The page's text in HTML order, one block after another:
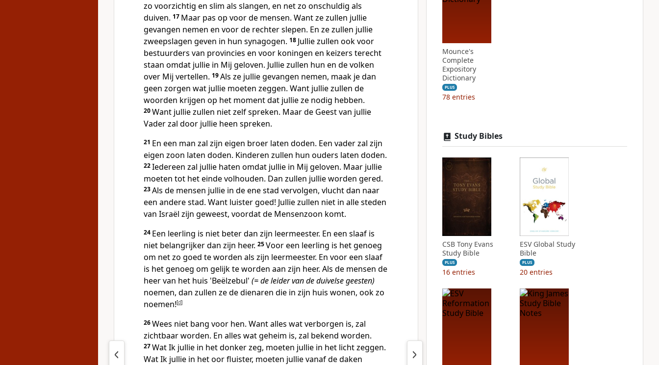
zo voorzichtig en slim als slangen, en net zo onschuldig als
duiven. 17 Maar pas op voor de mensen. Want ze zullen jullie
gevangen nemen en voor de rechter slepen. En ze zullen jullie
zweepslagen geven in hun synagogen. 18 Jullie zullen ook voor
bestuurders van provincies en voor koningen en keizers terecht
staan omdat jullie in Mij geloven. Jullie zullen hun en de volken
over Mij vertellen. 19Als ze jullie gevangen nemen, maak je dan
geen zorgen wat jullie moeten zeggen. Want jullie zullen de
woorden krijgen op het moment dat jullie ze nodig hebben.
20Want jullie zullen niet zelf spreken. Maar de Geest van jullie
Vader zal door jullie heen spreken.
21 En een man zal zijn eigen broer laten doden. Een vader zal zijn
eigen zoon laten doden. Kinderen zullen hun ouders laten doden.
22Iedereen zal jullie haten omdat jullie in Mij geloven. Maar jullie
moeten tot het einde volhouden. Dan zullen jullie worden gered.
23Als de mensen jullie in de ene stad vervolgen, vlucht dan naar
een andere stad. Want luister goed! Jullie zullen niet in alle steden
van Israël zijn geweest, voordat de Mensenzoon komt.
24 Een leerling is niet beter dan zijn leermeester. En een slaaf is
niet belangrijker dan zijn heer. 25Voor een leerling is het genoeg
om net zo goed te worden als zijn leermeester. En voor een slaaf
is het genoeg om gelijk te worden aan zijn heer. Als de mensen de
heer van het huis 'Beëlzebul' (= de leider van de duivelse geesten)
noemen, dan zullen ze de dienaren die in zijn huis wonen, ook zo
noemen![d]
26Wees niet bang voor hen. Want alles wat verborgen is, zal
zichtbaar worden. En alles wat geheim is, zal bekend worden.
27Wat Ik jullie in het donker zeg, moeten jullie in het licht zeggen.
Wat Ik jullie in het oor fluister, moeten jullie vanaf de daken
Mounce's
Complete
Expository
Dictionary
PLUS
78 entries
Study Bibles
CSB Tony Evans
Study Bible
PLUS
16 entries
ESV Global Study
Bible
PLUS
20 entries